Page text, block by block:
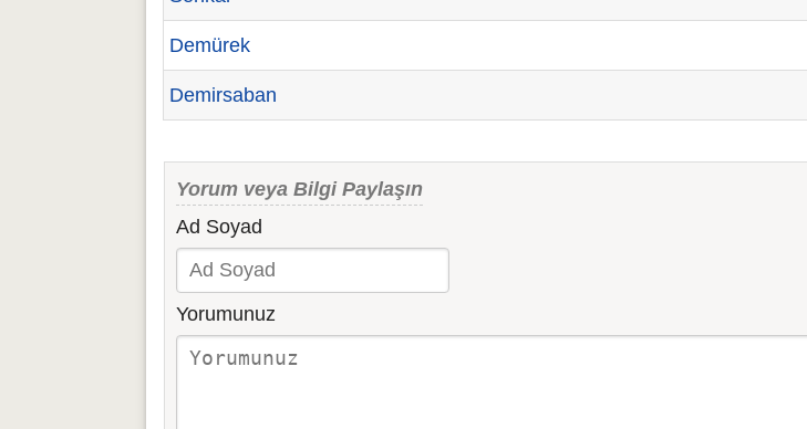
Demürek
Demirsaban
Yorum veya Bilgi Paylaşın
Ad Soyad
Yorumunuz